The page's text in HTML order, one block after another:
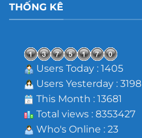
THỐNG KÊ
Users Today : 1405
Users Yesterday : 3198
This Month : 13681
Total views : 8353427
Who's Online : 23